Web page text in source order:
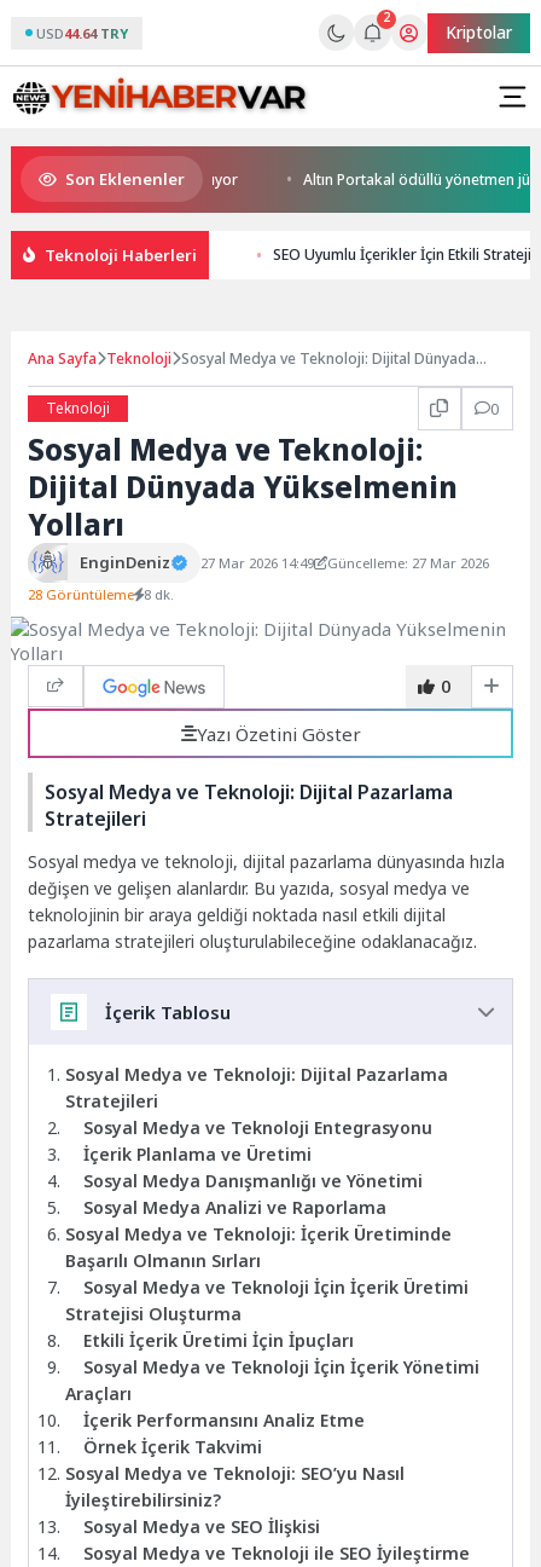
USD44.64 TRY
2
Kriptolar
Son Eklenenler
Paris’te Başlıyor Altın Portakal ödüllü yönetmen jüri
Teknoloji Haberleri SEO Uyumlu İçerikler İçin Etkili
Ana Sayfa Teknoloji Sosyal Medya ve Teknoloji: Dijital Dünyada
Teknoloji
0
Sosyal Medya ve Teknoloji:
Dijital Dünyada Yükselmenin
Yolları
EnginDeniz 27 Mar 2026 14:49
Güncelleme: 27 Mar 2026
28 Görüntüleme 8 dk.
0
Yazı Özetini Göster
Sosyal Medya ve Teknoloji: Dijital Pazarlama
Stratejileri
Sosyal medya ve teknoloji, dijital pazarlama dünyasında hızla
değişen ve gelişen alanlardır. Bu yazıda, sosyal medya ve
teknolojinin bir araya geldiği noktada nasıl etkili dijital
pazarlama stratejileri oluşturulabileceğine odaklanacağız.
İçerik Tablosu
Sosyal Medya ve Teknoloji: Dijital Pazarlama
Stratejileri
Sosyal Medya ve Teknoloji Entegrasyonu
İçerik Planlama ve Üretimi
Sosyal Medya Danışmanlığı ve Yönetimi
Sosyal Medya Analizi ve Raporlama
Sosyal Medya ve Teknoloji: İçerik Üretiminde
Başarılı Olmanın Sırları
Sosyal Medya ve Teknoloji İçin İçerik Üretimi
Stratejisi Oluşturma
Etkili İçerik Üretimi İçin İpuçları
Sosyal Medya ve Teknoloji İçin İçerik Yönetimi
Araçları
İçerik Performansını Analiz Etme
Örnek İçerik Takvimi
Sosyal Medya ve Teknoloji: SEO’yu Nasıl
İyileştirebilirsiniz?
Sosyal Medya ve SEO İlişkisi
Sosyal Medya ve Teknoloji ile SEO İyileştirme